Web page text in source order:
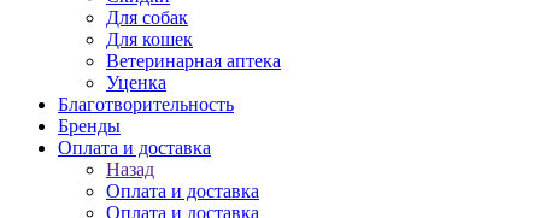
Для собак
Для кошек
Ветеринарная аптека
Уценка
Благотворительность
Бренды
Оплата и доставка
Назад
Оплата и доставка
Оплата и доставка